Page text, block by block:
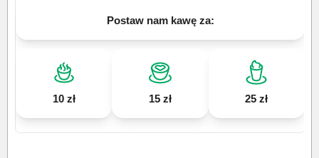
Postaw nam kawę za:
10 zł 15 zł 25 zł